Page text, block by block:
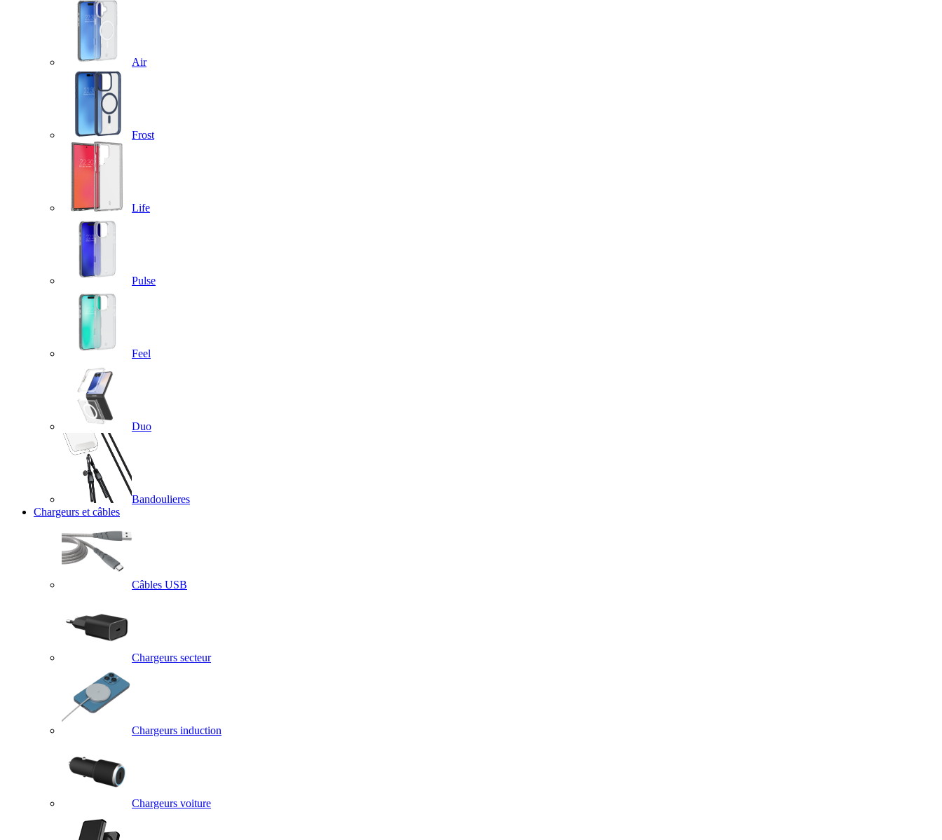
Air
Frost
Life
Pulse
Feel
Duo
Bandoulieres
Chargeurs et câbles
Câbles USB
Chargeurs secteur
Chargeurs induction
Chargeurs voiture